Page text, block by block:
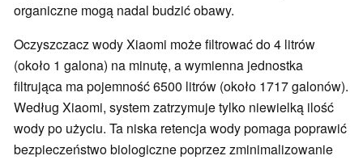
organiczne mogą nadal budzić obawy.
Oczyszczacz wody Xiaomi może filtrować do 4 litrów
(około 1 galona) na minutę, a wymienna jednostka
filtrująca ma pojemność 6500 litrów (około 1717 galonów).
Według Xiaomi, system zatrzymuje tylko niewielką ilość
wody po użyciu. Ta niska retencja wody pomaga poprawić
bezpieczeństwo biologiczne poprzez zminimalizowanie